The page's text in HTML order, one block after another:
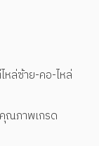
หล่ซ้าย-คอ-ไหล่
ณภาพเกรด